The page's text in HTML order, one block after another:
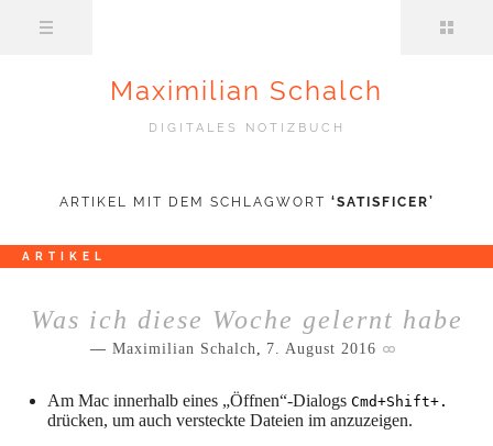
Maximilian Schalch
DIGITALES NOTIZBUCH
ARTIKEL MIT DEM SCHLAGWORT ‘SATISFICER’
ARTIKEL
Was ich diese Woche gelernt habe
Maximilian Schalch, 7. August 2016
Am Mac innerhalb eines „Öffnen“-Dialogs Cmd+Shift+.
drücken, um auch versteckte Dateien im anzuzeigen.